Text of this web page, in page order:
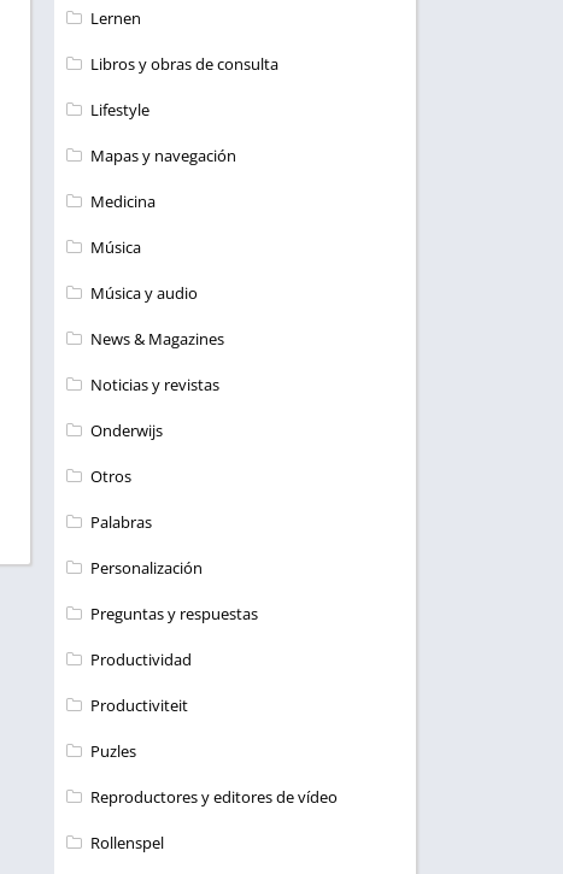
Lernen
Libros y obras de consulta
Lifestyle
Mapas y navegación
Medicina
Música
Música y audio
News & Magazines
Noticias y revistas
Onderwijs
Otros
Palabras
Personalización
Preguntas y respuestas
Productividad
Productiviteit
Puzles
Reproductores y editores de vídeo
Rollenspel